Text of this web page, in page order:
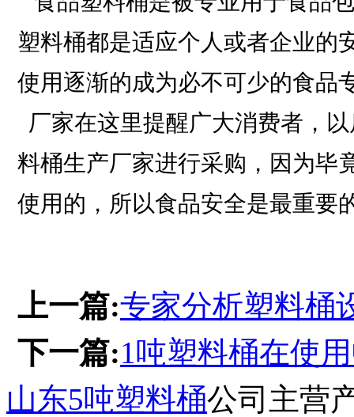
塑料桶都是适应个人或者企业的
使用逐渐的成为必不可少的食品
厂家在这里提醒广大消费者，
料桶生产厂家进行采购，因为毕
使用的，所以食品安全是最重要
上一篇:专家分析塑料桶
下一篇:1吨塑料桶在使
山东5吨塑料桶公司主营